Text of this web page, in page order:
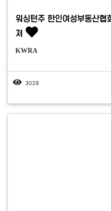
워싱턴주 한인여성부동산협
져
KWRA
3028